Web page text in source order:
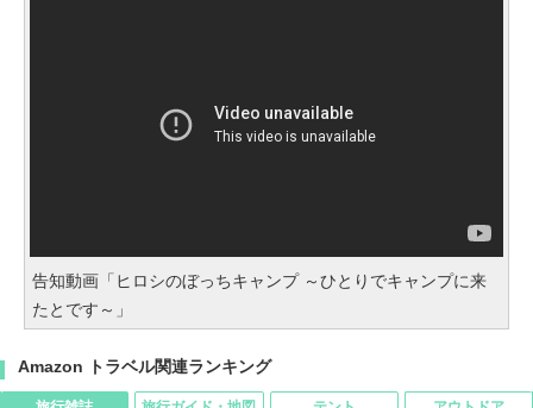
告知動画「ヒロシのぼっちキャンプ ～ひとりでキャンプに来
たとです～」
Amazon トラベル関連ランキング